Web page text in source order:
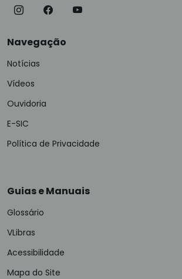
Navegação
Notícias
Vídeos
Ouvidoria
E-SIC
Política de Privacidade
Guias e Manuais
Glossário
VLibras
Acessibilidade
Mapa do Site